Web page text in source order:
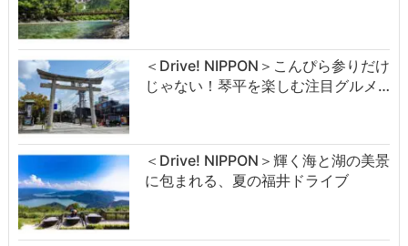
＜Drive! NIPPON＞こんぴら参りだけ
じゃない！琴平を楽しむ注目グルメ…
＜Drive! NIPPON＞輝く海と湖の美景
に包まれる、夏の福井ドライブ